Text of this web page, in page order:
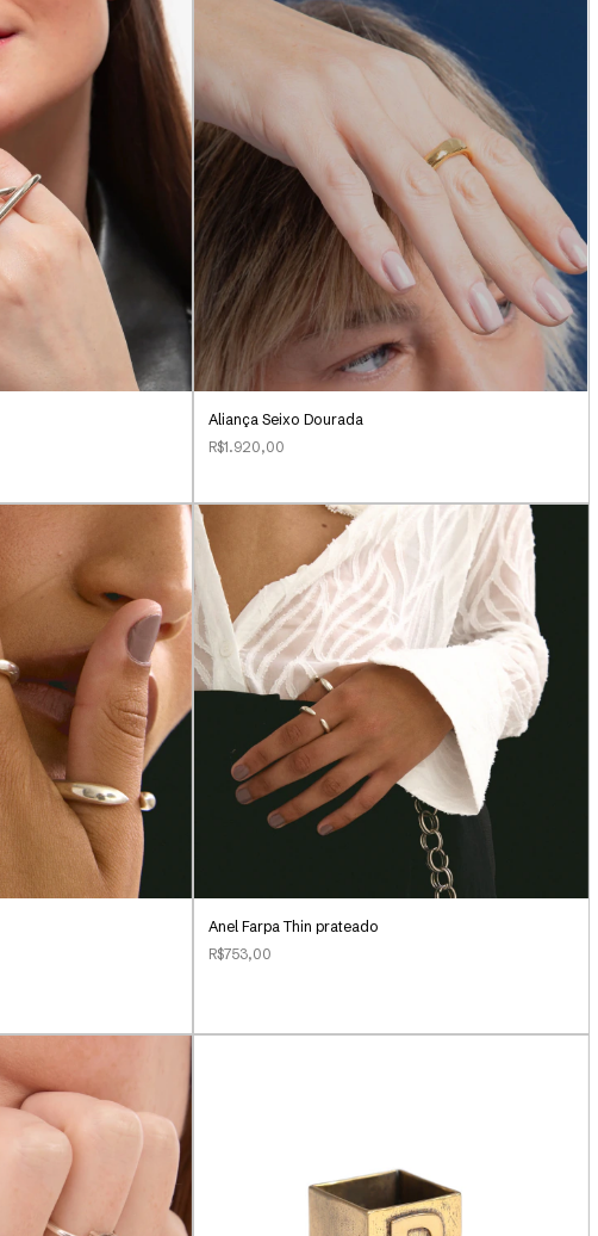
Aliança Seixo Dourada
R$1.920,00
Anel Farpa Thin prateado
R$753,00